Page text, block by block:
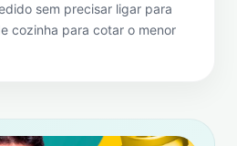
sem precisar ligar para
cozinha para cotar o menor